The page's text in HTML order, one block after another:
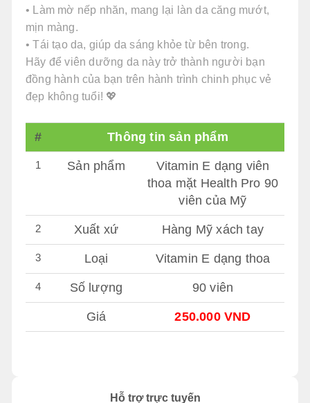
Hỗ trợ trực tuyến
• Làm mờ nếp nhăn, mang lại làn da căng mướt,
mịn màng.
• Tái tạo da, giúp da sáng khỏe từ bên trong.
Hãy để viên dưỡng da này trở thành người bạn
đồng hành của bạn trên hành trình chinh phục vẻ
đẹp không tuổi! 💖
# Thông tin sản phẩm
1 Sản phẩm
Vitamin E dạng viên
thoa mặt Health Pro 90
viên của Mỹ
2 Xuất xứ Hàng Mỹ xách tay
3 Loại Vitamin E dạng thoa
4 Số lượng 90 viên
Giá 250.000 VND